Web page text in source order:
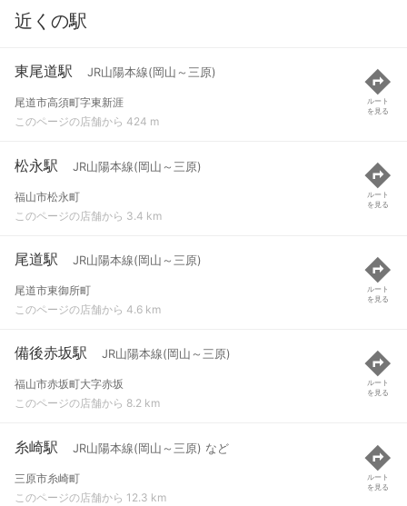
近くの駅
東尾道駅 JR山陽本線(岡山～三原)
尾道市高須町字東新涯
このページの店舗から 424 m
ルート
を見る
松永駅 JR山陽本線(岡山～三原)
福山市松永町
このページの店舗から 3.4 km
ルート
を見る
尾道駅 JR山陽本線(岡山～三原)
尾道市東御所町
このページの店舗から 4.6 km
ルート
を見る
備後赤坂駅 JR山陽本線(岡山～三原)
福山市赤坂町大字赤坂
このページの店舗から 8.2 km
ルート
を見る
糸崎駅 JR山陽本線(岡山～三原) など
三原市糸崎町
このページの店舗から 12.3 km
ルート
を見る